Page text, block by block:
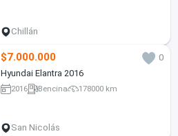
Chillán
$7.000.000
0
Hyundai Elantra 2016
2016 Bencina 178000 km
San Nicolás